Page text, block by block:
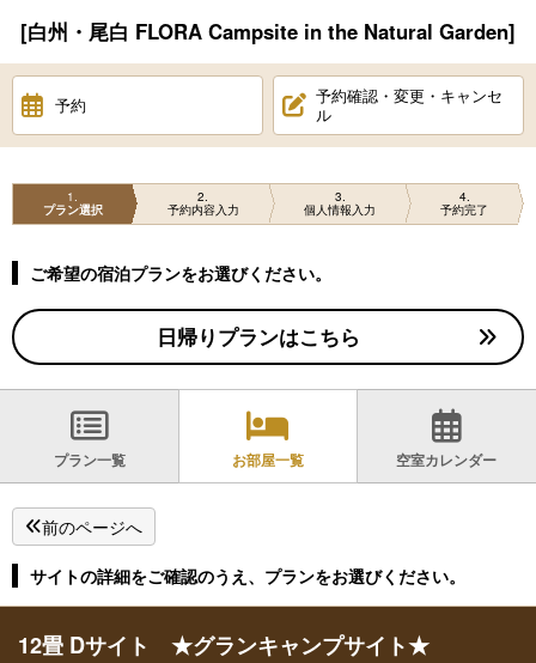
[白州・尾白 FLORA Campsite in the Natural Garden]
予約
予約確認・変更・キャンセ
ル
1
プラン選択
2
予約内容入力
3
個人情報入力
4
予約完了
ご希望の宿泊プランをお選びください。
日帰りプランはこちら
プラン一覧 お部屋一覧 空室カレンダー
前のページへ
サイトの詳細をご確認のうえ、プランをお選びください。
12畳 Dサイト ★グランキャンプサイト★